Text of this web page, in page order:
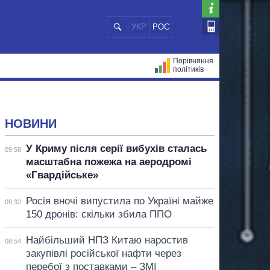
УКР РОС
Порівняння
політиків
НОВИНИ
09:58
У Криму після серії вибухів сталась
масштабна пожежа на аеродромі
«Гвардійське»
09:32
Росія вночі випустила по Україні майже
150 дронів: скільки збила ППО
08:54
Найбільший НПЗ Китаю наростив
закупівлі російської нафти через
перебої з поставками – ЗМІ